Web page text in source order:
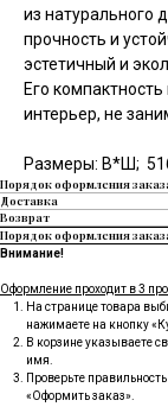
из натурального
прочность и
эстетичный и
Его
интерьер, не
Размеры: В*Ш;
Порядок оформления
Доставка
Возврат
Порядок оформления
Внимание!
Оформление проходит в 3
На странице товара
нажимаете на кнопку
В корзине указываете
имя.
Проверьте
«Оформить заказ».